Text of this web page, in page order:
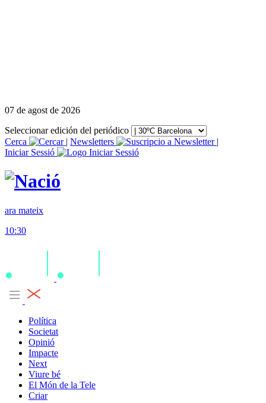
07 de agost de 2026
Seleccionar edición del periódico
Cerca
| Newsletters
|
Iniciar Sessió
ara mateix
10:30
Política
Societat
Opinió
Impacte
Next
Viure bé
El Món de la Tele
Criar